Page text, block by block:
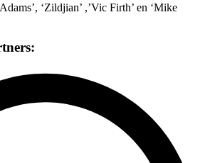
‘Zildjian’ ,’Vic Firth’ en ‘Mike